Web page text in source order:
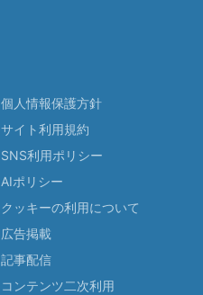
個人情報保護方針
サイト利用規約
SNS利用ポリシー
AIポリシー
クッキーの利用について
広告掲載
記事配信
コンテンツ二次利用